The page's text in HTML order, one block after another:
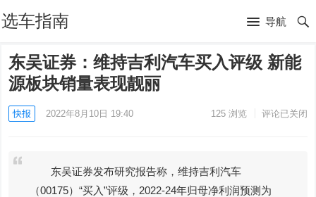
选车指南 导航
东吴证券：维持吉利汽车买入评级 新能
源板块销量表现靓丽
快报 2022年8月10日 19:40 125浏览 评论已关闭
东吴证券发布研究报告称，维持吉利汽车
（00175）“买入”评级，2022-24年归母净利润预测为